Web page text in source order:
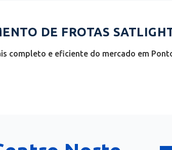
DE FROTAS
completo e eficiente do mercado em